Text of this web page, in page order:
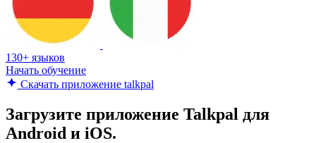
130+ языков
Начать обучение
Скачать приложение talkpal
Загрузите приложение Talkpal для
Android и iOS.